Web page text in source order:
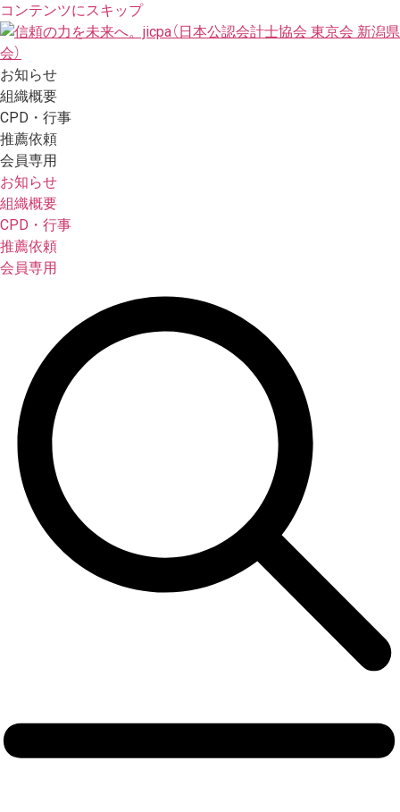
コンテンツにスキップ
お知らせ
組織概要
CPD・行事
推薦依頼
会員専用
お知らせ
組織概要
CPD・行事
推薦依頼
会員専用